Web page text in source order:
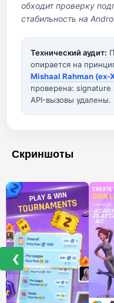
обходит проверку
стабильность на
Технический аудит:
опирается на
Mishaal Rahman (ex-
проверена:
API-вызовы удалены.
Скриншоты
❮